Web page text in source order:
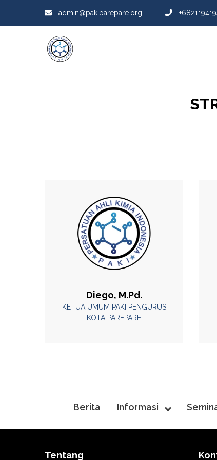
admin@pakiparepare.org
Diego, M.Pd.
KETUA UMUM PAKI PENGURUS
KOTA PAREPARE
Berita Informasi
Tentang